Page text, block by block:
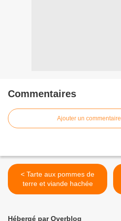
Commentaires
Ajouter un commentaire
< Tarte aux pommes de
terre et viande hachée
Hébergé par Overblog